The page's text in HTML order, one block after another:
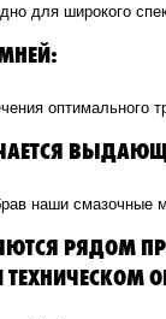
для широкого
наши смазочные
РЯДОМ
ТЕХНИЧЕСКОМ